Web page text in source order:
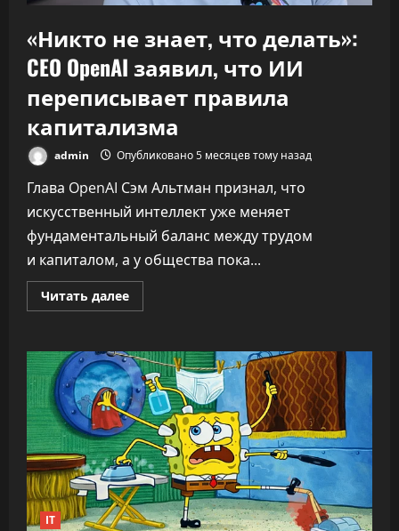
«Никто не знает, что делать»:
CEO OpenAI заявил, что ИИ
переписывает правила
капитализма
admin Опубликовано 5 месяцев тому назад
Глава OpenAI Сэм Альтман признал, что
искусственный интеллект уже меняет
фундаментальный баланс между трудом
и капиталом, а у общества пока...
Читать далееПрочитать
больше
знает,
что
делать»:
CEO
OpenAI
заявил,
что
ИИ
переписывает
правила
капитализма
IT